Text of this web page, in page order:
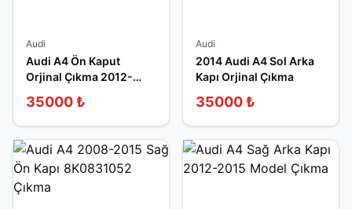
Audi
Audi A4 Ön Kaput
Orjinal Çıkma 2012-
35000 ₺
Audi
2014 Audi A4 Sol Arka
Kapı Orjinal Çıkma
35000 ₺